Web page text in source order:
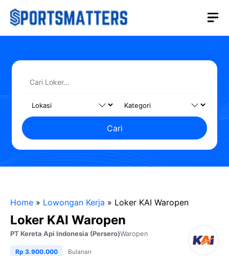
Langsung
Cari
Home » Lowongan Kerja » Loker KAI Waropen
Loker KAI Waropen
PT Kereta Api Indonesia (Persero)Waropen
Rp 3.900.000 Bulanan